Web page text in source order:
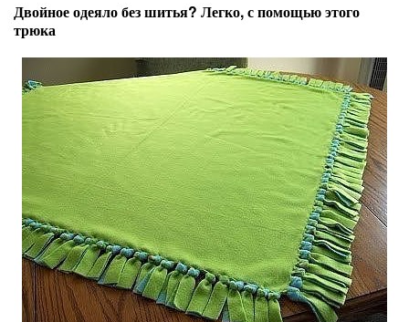
Двойное одеяло без шитья? Легко, с помощью этого
трюка